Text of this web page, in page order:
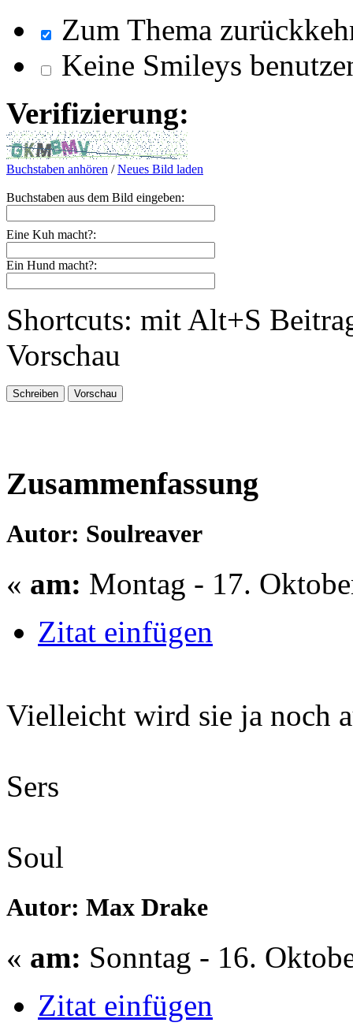
Zum Thema
Keine Smileys
Verifizierung:
Buchstaben anhören /Neues Bild laden
Buchstaben aus dem Bild eingeben:
Eine Kuh macht?:
Ein Hund macht?:
Shortcuts: mit Alt+S
Vorschau
Zusammenfassung
Autor: Soulreaver
« am: Montag - 17.
Zitat einfügen
Vielleicht wird sie ja noch
Sers
Soul
Autor: Max Drake
« am: Sonntag - 16.
Zitat einfügen